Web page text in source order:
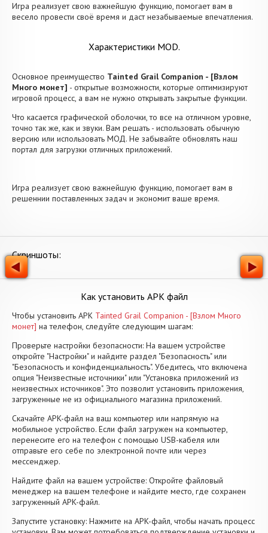
Игра реализует свою важнейшую функцию, помогает вам в
весело провести своё время и даст незабываемые впечатления.
Характеристики MOD.
Основное преимущество Tainted Grail Companion - [Взлом
Много монет] - открытые возможности, которые оптимизируют
игровой процесс, а вам не нужно открывать закрытые функции.
Что касается графической оболочки, то все на отличном уровне,
точно так же, как и звуки. Вам решать - использовать обычную
версию или использовать МОД. Не забывайте обновлять наш
портал для загрузки отличных приложений.
Игра реализует свою важнейшую функцию, помогает вам в
решеннии поставленных задач и экономит ваше время.
Скриншоты:
Как установить APK файл
Чтобы установить APK Tainted Grail Companion - [Взлом Много
монет] на телефон, следуйте следующим шагам:
Проверьте настройки безопасности: На вашем устройстве
откройте "Настройки" и найдите раздел "Безопасность" или
"Безопасность и конфиденциальность". Убедитесь, что включена
опция "Неизвестные источники" или "Установка приложений из
неизвестных источников". Это позволит установить приложения,
загруженные не из официального магазина приложений.
Скачайте APK-файл на ваш компьютер или напрямую на
мобильное устройство. Если файл загружен на компьютер,
перенесите его на телефон с помощью USB-кабеля или
отправьте его себе по электронной почте или через
мессенджер.
Найдите файл на вашем устройстве: Откройте файловый
менеджер на вашем телефоне и найдите место, где сохранен
загруженный APK-файл.
Запустите установку: Нажмите на APK-файл, чтобы начать процесс